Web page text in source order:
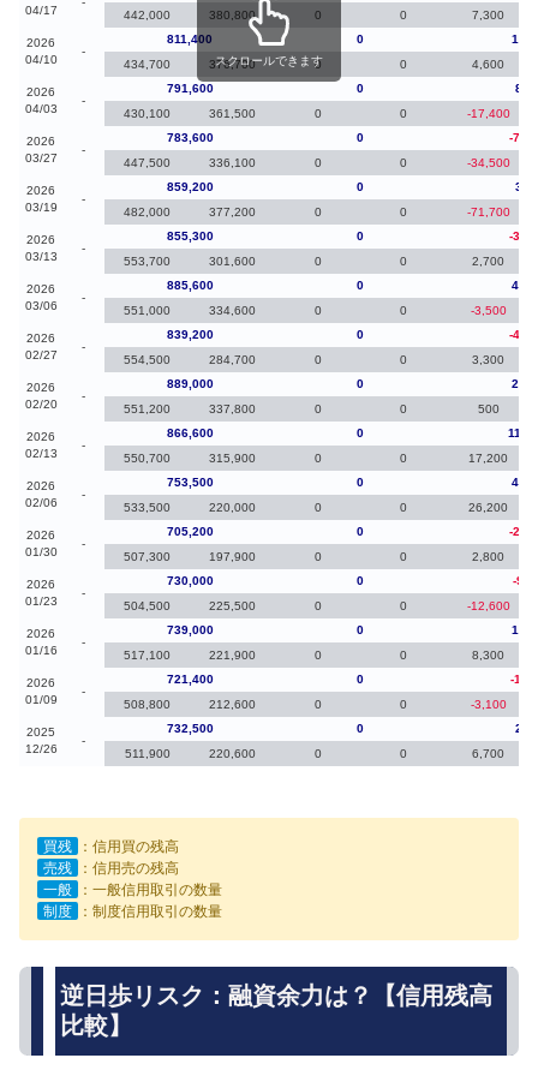
04/17
442,000
380,800 0 0 7,300
2026
04/10
-
811,400 0
434,700
376,700 0 0 4,600
2026
04/03
-
791,600 0
430,100
361,500 0 0 -17,400
2026
03/27
-
783,600 0
-
447,500
336,100 0 0 -34,500
2026
03/19
-
859,200 0
482,000
377,200 0 0 -71,700
2026
03/13
-
855,300 0
-
553,700
301,600 0 0 2,700
2026
03/06
-
885,600 0
551,000
334,600 0 0 -3,500
2026
02/27
-
839,200 0
-
554,500
284,700 0 0 3,300
2026
02/20
-
889,000 0
551,200
337,800 0 0 500
2026
02/13
-
866,600 0
550,700
315,900 0 0 17,200
2026
02/06
-
753,500 0
533,500
220,000 0 0 26,200
2026
01/30
-
705,200 0
-
507,300
197,900 0 0 2,800
2026
01/23
-
730,000 0
-
504,500
225,500 0 0 -12,600
2026
01/16
-
739,000 0
517,100
221,900 0 0 8,300
2026
01/09
-
721,400 0
-
508,800
212,600 0 0 -3,100
2025
12/26
-
732,500 0
511,900
220,600 0 0 6,700
スクロールできます
買残
：信用買の残高
売残
：信用売の残高
一般
：一般信用取引の数量
制度
：制度信用取引の数量
逆日歩リスク：融資余力は？【信用残高
比較】